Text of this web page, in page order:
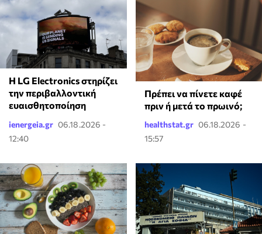
Η LG Electronics στηρίζει
την περιβαλλοντική
ευαισθητοποίηση
ienergeia.gr 06.18.2026 -
12:40
Πρέπει να πίνετε καφέ
πριν ή μετά το πρωινό;
healthstat.gr 06.18.2026 -
15:57